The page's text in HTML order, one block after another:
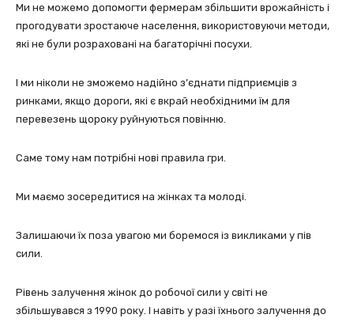
Ми не можемо допомогти фермерам збільшити врожайність і
прогодувати зростаюче населення, використовуючи методи,
які не були розраховані на багаторічні посухи.
І ми ніколи не зможемо надійно з’єднати підприємців з
ринками, якщо дороги, які є вкрай необхідними їм для
перевезень щороку руйнуються повінню.
Саме тому нам потрібні нові правила гри.
Ми маємо зосередитися на жінках та молоді.
Залишаючи їх поза увагою ми боремося із викликами у пів
сили.
Рівень залучення жінок до робочої сили у світі не
збільшувався з 1990 року. І навіть у разі їхнього залучення до